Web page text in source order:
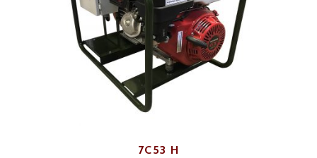
7C53 H